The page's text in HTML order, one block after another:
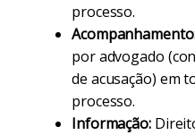
processo.
por advogado
de acusação) em
processo.
Informação: